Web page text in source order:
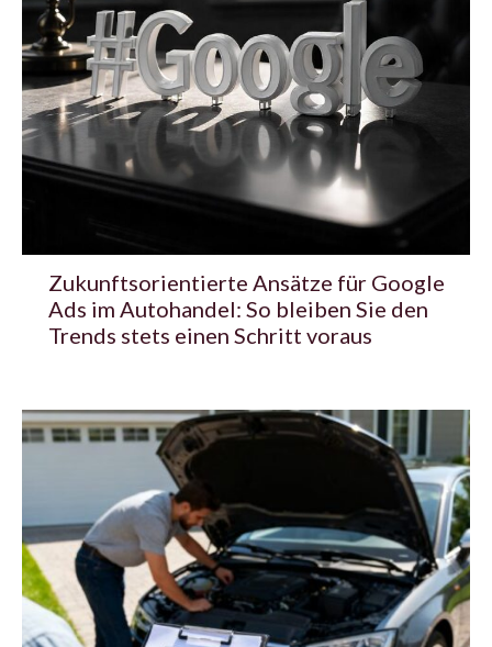
Zukunftsorientierte Ansätze für Google
Ads im Autohandel: So bleiben Sie den
Trends stets einen Schritt voraus